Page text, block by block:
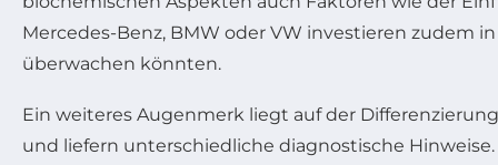
Mercedes-Benz, BMW oder VW investieren zudem
überwachen könnten.
Ein weiteres Augenmerk liegt auf der
und liefern unterschiedliche diagnostische